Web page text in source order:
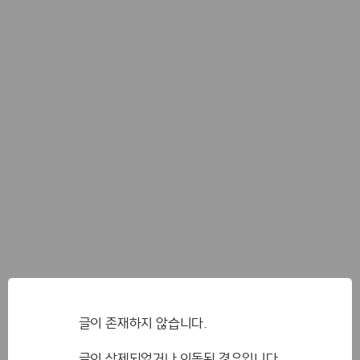
글이 존재하지 않습니다.